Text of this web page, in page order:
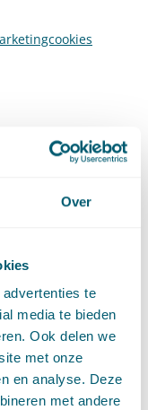
Over
te
media te bieden
Ook delen we
met onze
en analyse. Deze
met andere